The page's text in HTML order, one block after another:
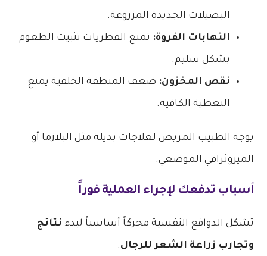
البصيلات الجديدة المزروعة.
التهابات الفروة: تمنع الفطريات تثبيت الطعوم
بشكل سليم.
نقص المخزون: ضعف المنطقة الخلفية يمنع
التغطية الكافية.
يوجه الطبيب المريض لعلاجات بديلة مثل البلازما أو
الميزوثرافي الموضعي.
أسباب تدفعك لإجراء العملية فوراً
تشكل الدوافع النفسية محركاً أساسياً لبدء نتائج
وتجارب زراعة الشعر للرجال.